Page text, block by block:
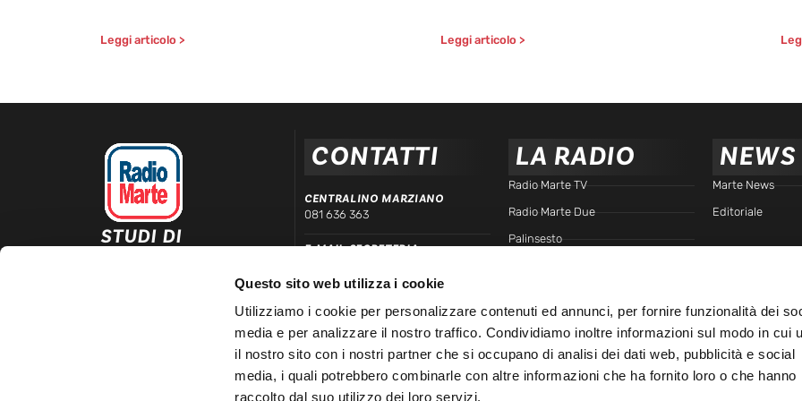
Questo sito web utilizza i cookie
Utilizziamo i cookie per personalizzare contenuti ed annunci, per fornire funzionalità dei
media e per analizzare il nostro traffico. Condividiamo inoltre informazioni sul modo in cui
il nostro sito con i nostri partner che si occupano di analisi dei dati web, pubblicità e social
media, i quali potrebbero combinarle con altre informazioni che ha fornito loro o che hanno
raccolto dal suo utilizzo dei loro servizi.
Leggi articolo > Leggi articolo >
STUDI DI
Via Comunale Tavernola, 166/b
CONTATTI
CENTRALINO MARZIANO
081 636 363
E-MAIL SEGRETERIA
339 666 99 90
LINEA COMMERCIALE
LA RADIO
Radio Marte TV
Radio Marte Due
Palinsesto
Podcast - Brain Station
Podcast - Gente di Marte
Marte Replay
NEWS
Marte News
Editoriale